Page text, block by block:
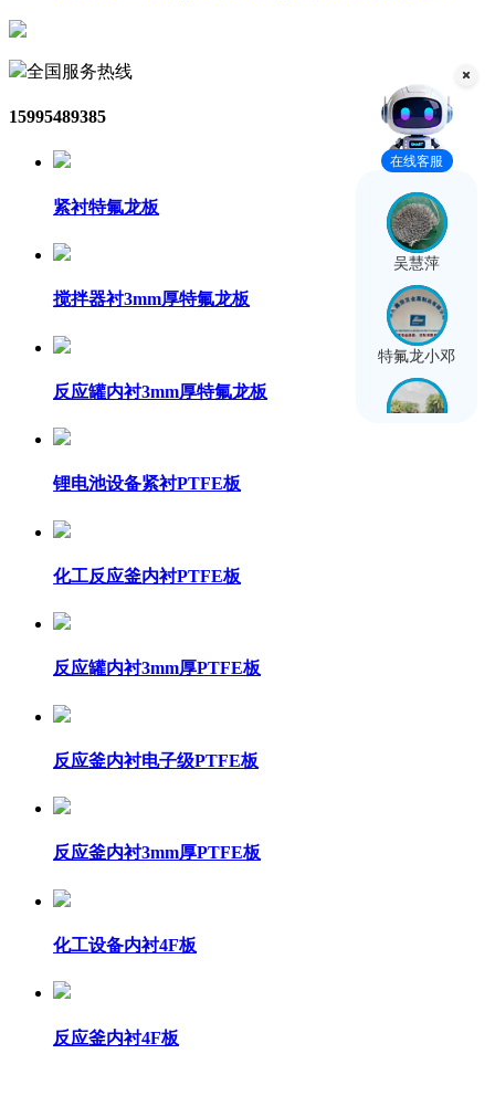
全国服务热线
15995489385
紧衬特氟龙板
搅拌器衬3mm厚特氟龙板
反应罐内衬3mm厚特氟龙板
锂电池设备紧衬PTFE板
化工反应釜内衬PTFE板
反应罐内衬3mm厚PTFE板
反应釜内衬电子级PTFE板
反应釜内衬3mm厚PTFE板
化工设备内衬4F板
反应釜内衬4F板
在线客服
吴慧萍
特氟龙小邓